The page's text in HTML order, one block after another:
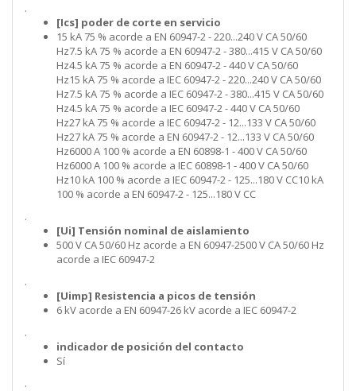
.
[Ics] poder de corte en servicio
15 kA 75 % acorde a EN 60947-2 - 220...240 V CA 50/60
Hz7.5 kA 75 % acorde a EN 60947-2 - 380...415 V CA 50/60
Hz4.5 kA 75 % acorde a EN 60947-2 - 440 V CA 50/60
Hz15 kA 75 % acorde a IEC 60947-2 - 220...240 V CA 50/60
Hz7.5 kA 75 % acorde a IEC 60947-2 - 380...415 V CA 50/60
Hz4.5 kA 75 % acorde a IEC 60947-2 - 440 V CA 50/60
Hz27 kA 75 % acorde a IEC 60947-2 - 12...133 V CA 50/60
Hz27 kA 75 % acorde a EN 60947-2 - 12...133 V CA 50/60
Hz6000 A 100 % acorde a EN 60898-1 - 400 V CA 50/60
Hz6000 A 100 % acorde a IEC 60898-1 - 400 V CA 50/60
Hz10 kA 100 % acorde a IEC 60947-2 - 125...180 V CC10 kA
100 % acorde a EN 60947-2 - 125...180 V CC
.
[Ui] Tensión nominal de aislamiento
500 V CA 50/60 Hz acorde a EN 60947-2500 V CA 50/60 Hz
acorde a IEC 60947-2
.
[Uimp] Resistencia a picos de tensión
6 kV acorde a EN 60947-26 kV acorde a IEC 60947-2
.
indicador de posición del contacto
Sí
.